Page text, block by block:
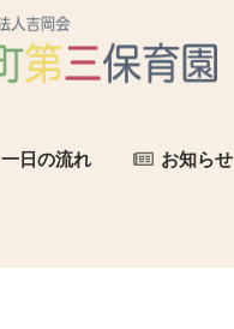
一日の流れ お知らせ